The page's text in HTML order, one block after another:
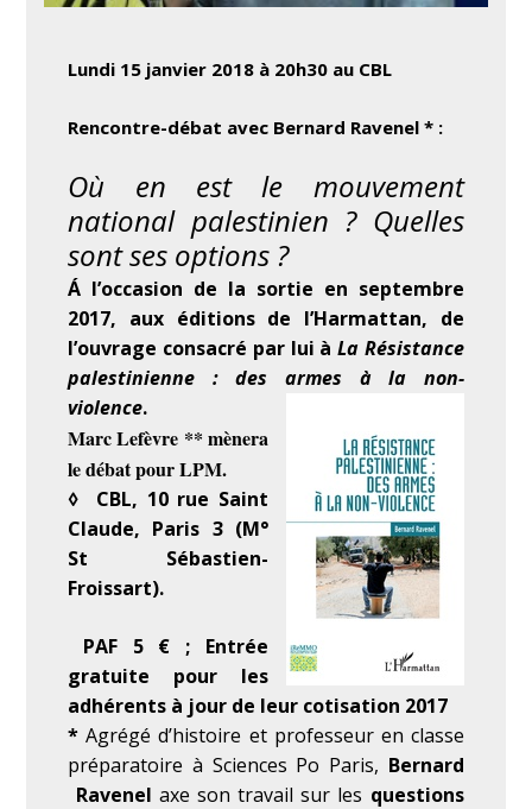
Lundi 15 janvier 2018 à 20h30 au CBL
Rencontre-débat avec Bernard Ravenel * :
Où en est le mouvement
national palestinien ? Quelles
sont ses options ?
Á l’occasion de la sortie en septembre
2017, aux éditions de l’Harmattan, de
l’ouvrage consacré par lui à La Résistance
palestinienne : des armes à la non-
violence.
Marc Lefèvre ** mènera
le débat pour LPM.
◊ CBL, 10 rue Saint
Claude, Paris 3 (M°
St Sébastien-
Froissart).
PAF 5 € ; Entrée
gratuite pour les
adhérents à jour de leur cotisation 2017
* Agrégé d’histoire et professeur en classe
préparatoire à Sciences Po Paris, Bernard
Ravenel axe son travail sur les questions